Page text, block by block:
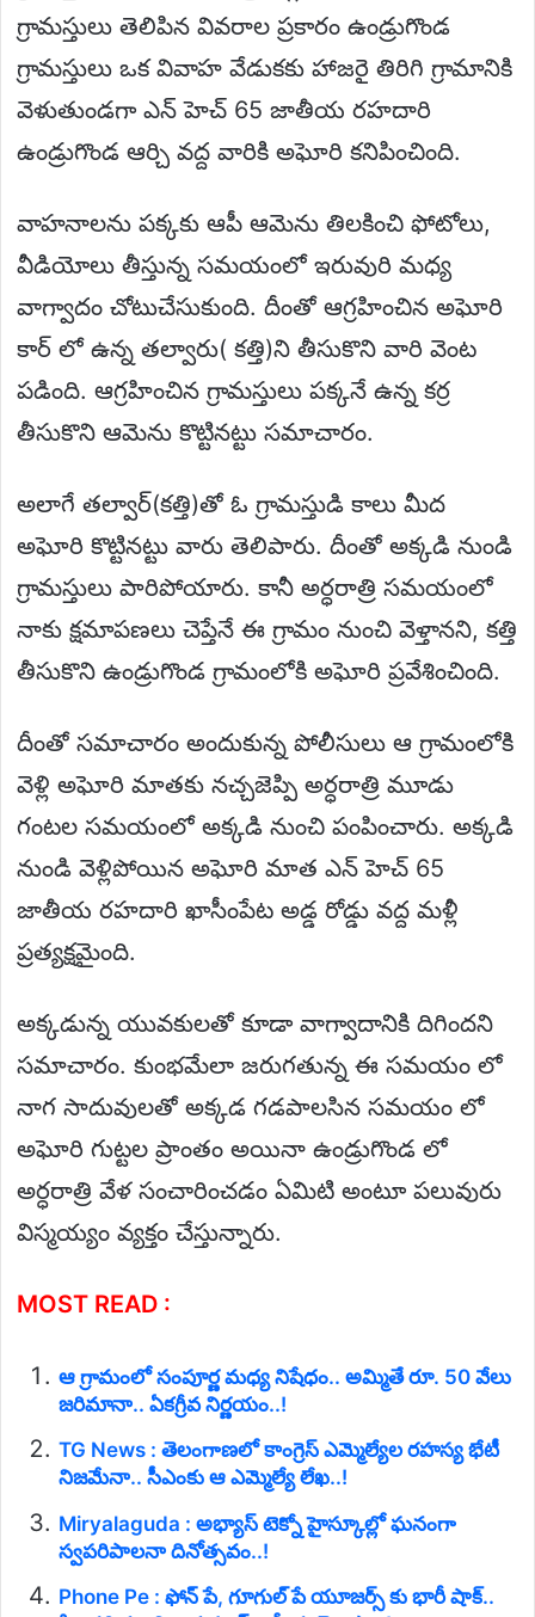
గ్రామస్తులు తెలిపిన వివరాల ప్రకారం ఉండ్రుగొండ
గ్రామస్తులు ఒక వివాహ వేడుకకు హాజరై తిరిగి గ్రామానికి
వెళుతుండగా ఎన్ హెచ్ 65 జాతీయ రహదారి
ఉండ్రుగొండ ఆర్చి వద్ద వారికి అఘోరి కనిపించింది.
వాహనాలను పక్కకు ఆపీ ఆమెను తిలకించి ఫోటోలు,
వీడియోలు తీస్తున్న సమయంలో ఇరువురి మధ్య
వాగ్వాదం చోటుచేసుకుంది. దీంతో ఆగ్రహించిన అఘోరి
కార్ లో ఉన్న తల్వారు( కత్తి)ని తీసుకొని వారి వెంట
పడింది. ఆగ్రహించిన గ్రామస్తులు పక్కనే ఉన్న కర్ర
తీసుకొని ఆమెను కొట్టినట్టు సమాచారం.
అలాగే తల్వార్(కత్తి)తో ఓ గ్రామస్తుడి కాలు మీద
అఘోరి కొట్టినట్టు వారు తెలిపారు. దీంతో అక్కడి నుండి
గ్రామస్తులు పారిపోయారు. కానీ అర్ధరాత్రి సమయంలో
నాకు క్షమాపణలు చెప్తేనే ఈ గ్రామం నుంచి వెళ్తానని, కత్తి
తీసుకొని ఉండ్రుగొండ గ్రామంలోకి అఘోరి ప్రవేశించింది.
దీంతో సమాచారం అందుకున్న పోలీసులు ఆ గ్రామంలోకి
వెళ్లి అఘోరి మాతకు నచ్చజెప్పి అర్ధరాత్రి మూడు
గంటల సమయంలో అక్కడి నుంచి పంపించారు. అక్కడి
నుండి వెళ్లిపోయిన అఘోరి మాత ఎన్ హెచ్ 65
జాతీయ రహదారి ఖాసీంపేట అడ్డ రోడ్డు వద్ద మళ్లీ
ప్రత్యక్షమైంది.
అక్కడున్న యువకులతో కూడా వాగ్వాదానికి దిగిందని
సమాచారం. కుంభమేలా జరుగతున్న ఈ సమయం లో
నాగ సాదువులతో అక్కడ గడపాలసిన సమయం లో
అఘోరి గుట్టల ప్రాంతం అయినా ఉండ్రుగొండ లో
అర్ధరాత్రి వేళ సంచారించడం ఏమిటి అంటూ పలువురు
విస్మయ్యం వ్యక్తం చేస్తున్నారు.
MOST READ :
ఆ గ్రామంలో సంపూర్ణ మధ్య నిషేధం.. అమ్మితే రూ. 50 వేలు
జరిమానా.. ఏకగ్రీవ నిర్ణయం..!
TG News : తెలంగాణలో కాంగ్రెస్ ఎమ్మెల్యేల రహస్య భేటీ
నిజమేనా.. సీఎంకు ఆ ఎమ్మెల్యే లేఖ..!
Miryalaguda : అభ్యాస్ టెక్నో హైస్కూల్లో ఘనంగా
స్వపరిపాలనా దినోత్సవం..!
Phone Pe : ఫోన్ పే, గూగుల్ పే యూజర్స్ కు భారీ షాక్..